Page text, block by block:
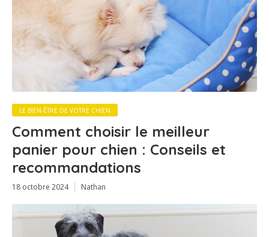
LE BIEN-ÊTRE DE VOTRE CHIEN
Comment choisir le meilleur
panier pour chien : Conseils et
recommandations
18 octobre 2024 Nathan